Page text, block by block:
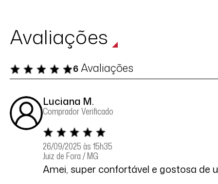
Avaliações
6Avaliações
Luciana M.
Comprador Verificado
26/09/2025 às 15h35
Juiz de Fora / MG
Amei, super confortável e gostosa de